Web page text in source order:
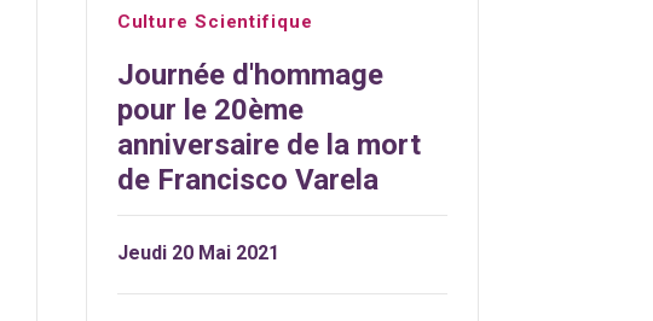
Culture Scientifique
Journée d'hommage
pour le 20ème
anniversaire de la mort
de Francisco Varela
Jeudi 20 Mai 2021